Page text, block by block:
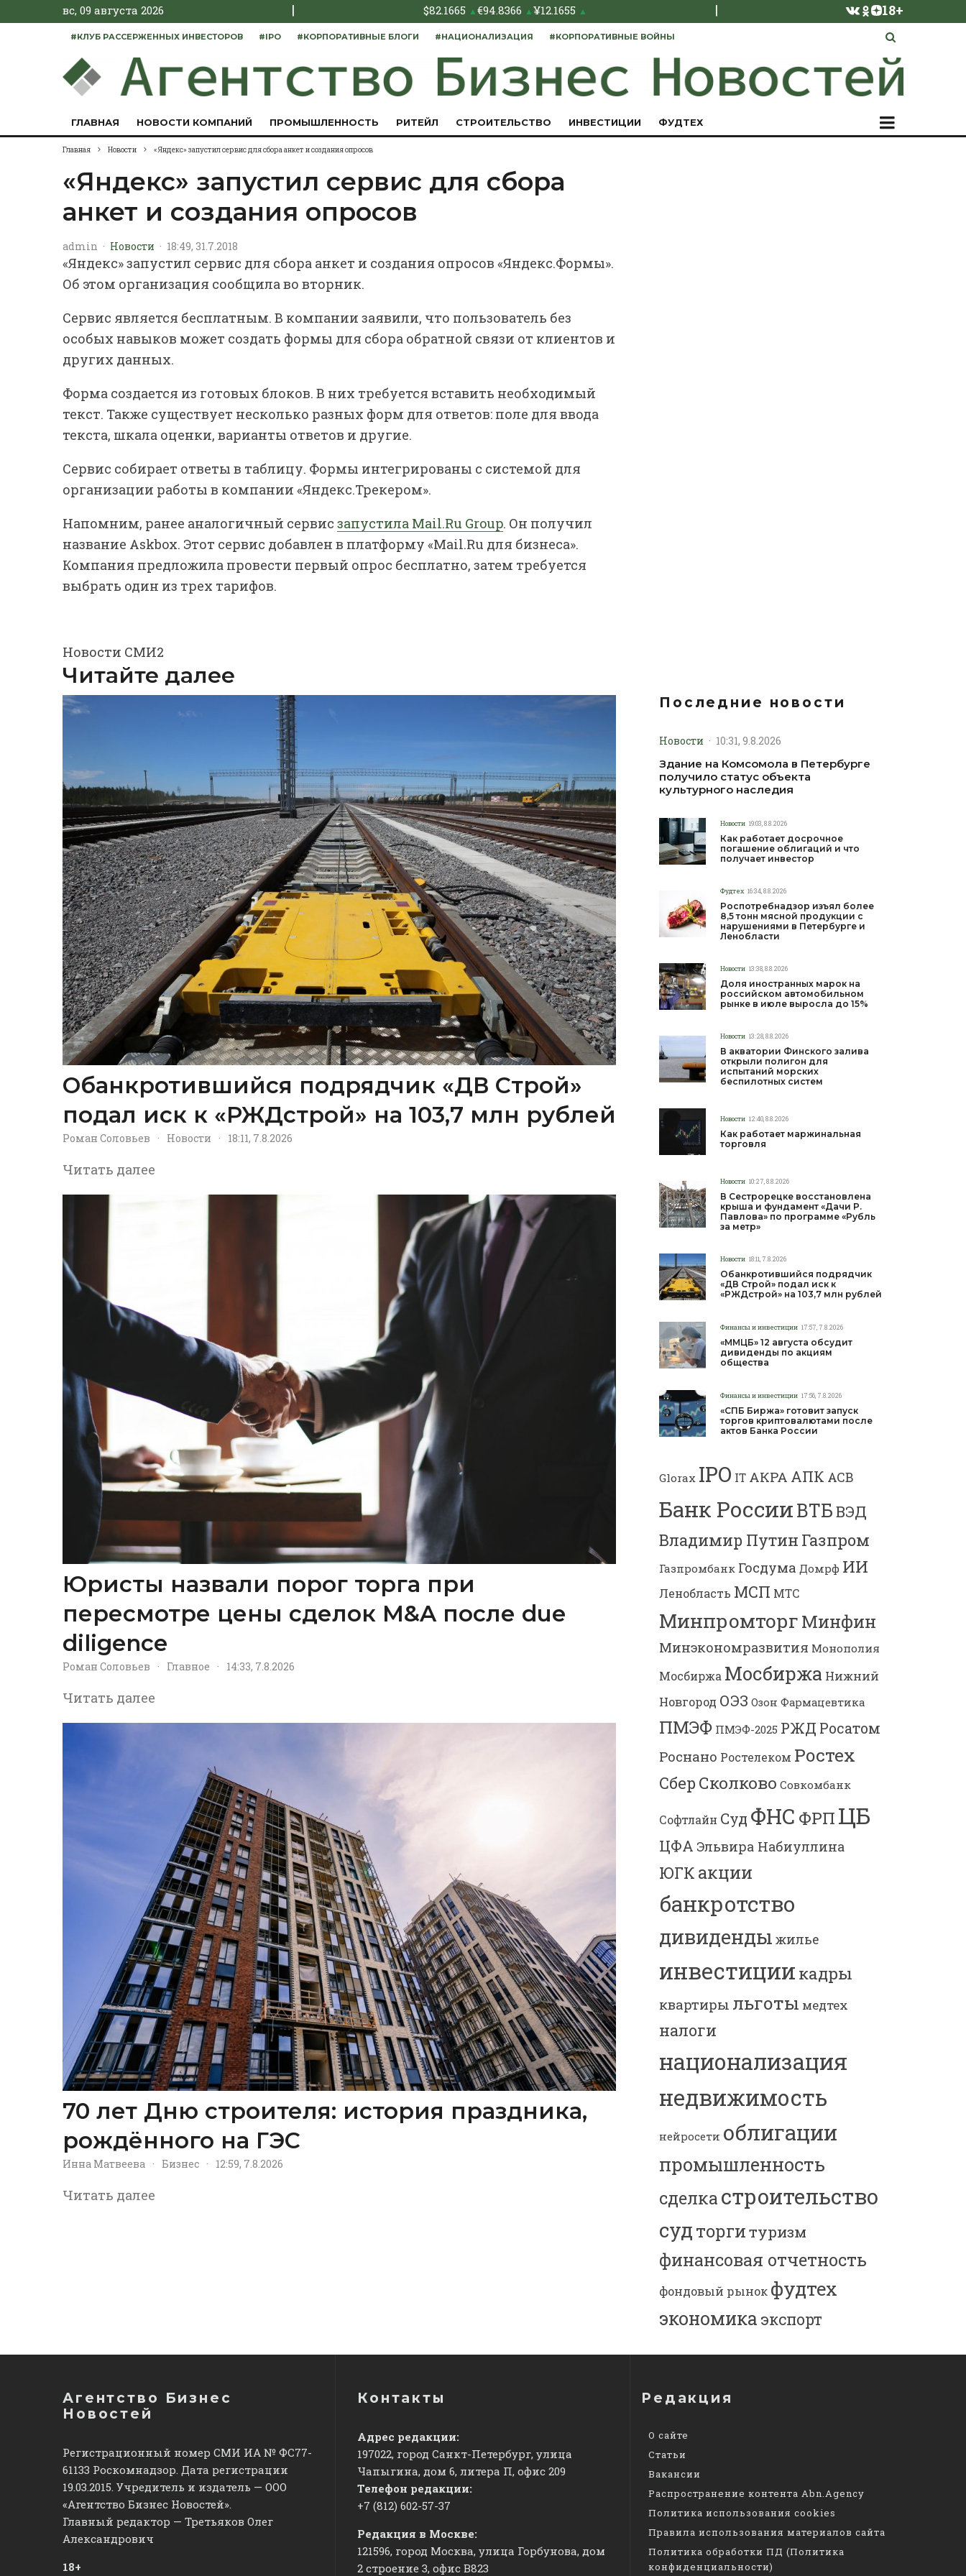
вс, 09 августа 2026 | $82.1665 ▲€94.8366 ▲¥12.1655 ▲ | 18+
#КЛУБ РАССЕРЖЕННЫХ ИНВЕСТОРОВ #IPO #КОРПОРАТИВНЫЕ БЛОГИ #НАЦИОНАЛИЗАЦИЯ #КОРПОРАТИВНЫЕ ВОЙНЫ
ГЛАВНАЯ НОВОСТИ КОМПАНИЙ ПРОМЫШЛЕННОСТЬ РИТЕЙЛ СТРОИТЕЛЬСТВО ИНВЕСТИЦИИ ФУДТЕХ
Главная Новости «Яндекс» запустил сервис для сбора анкет и создания опросов
«Яндекс» запустил сервис для сбора
анкет и создания опросов
admin · Новости · 18:49, 31.7.2018
«Яндекс» запустил сервис для сбора анкет и создания опросов «Яндекс.Формы».
Об этом организация сообщила во вторник.
Сервис является бесплатным. В компании заявили, что пользователь без
особых навыков может создать формы для сбора обратной связи от клиентов и
других данных.
Форма создается из готовых блоков. В них требуется вставить необходимый
текст. Также существует несколько разных форм для ответов: поле для ввода
текста, шкала оценки, варианты ответов и другие.
Сервис собирает ответы в таблицу. Формы интегрированы с системой для
организации работы в компании «Яндекс.Трекером».
Напомним, ранее аналогичный сервис запустила Mail.Ru Group. Он получил
название Askbox. Этот сервис добавлен в платформу «Mail.Ru для бизнеса».
Компания предложила провести первый опрос бесплатно, затем требуется
выбрать один из трех тарифов.
Новости СМИ2
Читайте далее
Обанкротившийся подрядчик «ДВ Строй»
подал иск к «РЖДстрой» на 103,7 млн рублей
Роман Соловьев · Новости · 18:11, 7.8.2026
Читать далее
Юристы назвали порог торга при
пересмотре цены сделок M&A после due
diligence
Роман Соловьев · Главное · 14:33, 7.8.2026
Читать далее
70 лет Дню строителя: история праздника,
рождённого на ГЭС
Инна Матвеева · Бизнес · 12:59, 7.8.2026
Читать далее
Последние новости
Новости · 10:31, 9.8.2026
Здание на Комсомола в Петербурге
получило статус объекта
культурного наследия
Новости 19:03, 8.8.2026
Как работает досрочное
погашение облигаций и что
получает инвестор
Фудтех 16:34, 8.8.2026
Роспотребнадзор изъял более
8,5 тонн мясной продукции с
нарушениями в Петербурге и
Ленобласти
Новости 13:38, 8.8.2026
Доля иностранных марок на
российском автомобильном
рынке в июле выросла до 15%
Новости 13:28, 8.8.2026
В акватории Финского залива
открыли полигон для
испытаний морских
беспилотных систем
Новости 12:40, 8.8.2026
Как работает маржинальная
торговля
Новости 10:27, 8.8.2026
В Сестрорецке восстановлена
крыша и фундамент «Дачи Р.
Павлова» по программе «Рубль
за метр»
Новости 18:11, 7.8.2026
Обанкротившийся подрядчик
«ДВ Строй» подал иск к
«РЖДстрой» на 103,7 млн рублей
Финансы и инвестиции 17:57, 7.8.2026
«ММЦБ» 12 августа обсудит
дивиденды по акциям
общества
Финансы и инвестиции 17:56, 7.8.2026
«СПБ Биржа» готовит запуск
торгов криптовалютами после
актов Банка России
Glorax IPO IT АКРА АПК АСВ
Банк РоссииВТБВЭД
Владимир Путин Газпром
Газпромбанк Госдума Домрф ИИ
Ленобласть МСП МТС
МинпромторгМинфин
Минэкономразвития Монополия
Мосбиржа Мосбиржа Нижний
Новгород ОЭЗ Озон Фармацевтика
ПМЭФ ПМЭФ-2025 РЖД Росатом
Роснано Ростелеком Ростех
Сбер Сколково Совкомбанк
Софтлайн Суд ФНС ФРП ЦБ
ЦФА Эльвира Набиуллина
ЮГК акции
банкротство
дивиденды жилье
инвестиции кадры
квартиры льготы медтех
налоги
национализация
недвижимость
нейросети облигации
промышленность
сделкастроительство
судторгитуризм
финансовая отчетность
фондовый рынок фудтех
экономика экспорт
Агентство Бизнес
Новостей
Регистрационный номер СМИ ИА № ФС77-
61133 Роскомнадзор. Дата регистрации
19.03.2015. Учредитель и издатель — ООО
«Агентство Бизнес Новостей».
Главный редактор — Третьяков Олег
Александрович
18+
Контакты
Адрес редакции:
197022, город Санкт-Петербург, улица
Чапыгина, дом 6, литера П, офис 209
Телефон редакции:
+7 (812) 602-57-37
Редакция в Москве:
121596, город Москва, улица Горбунова, дом
2 строение 3, офис ​В823
Редакция
О сайте
Статьи
Вакансии
Распространение контента Abn.Agency
Политика использования cookies
Правила использования материалов сайта
Политика обработки ПД (Политика
конфиденциальности)